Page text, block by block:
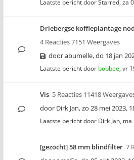
Laatste bericht doorStarred, za
Driebergse koffieplantage
4 Reacties 7151 Weergaves
doorabumelle,do 18 jan
Laatste bericht door bobbee, vr
Vis 5 Reacties 11418
door Dirk Jan,zo 28 mei 2023,
Laatste bericht door Dirk Jan, ma
[gezocht] 58 mm blindfilter 7